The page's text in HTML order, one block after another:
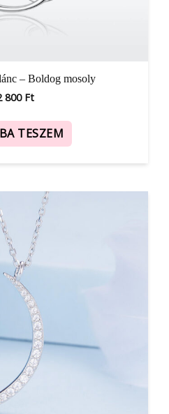
– Boldog mosoly
800 Ft
TESZEM